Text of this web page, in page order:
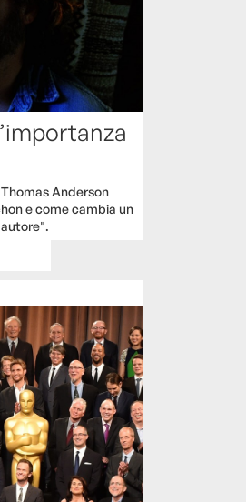
Anderson
e come cambia un